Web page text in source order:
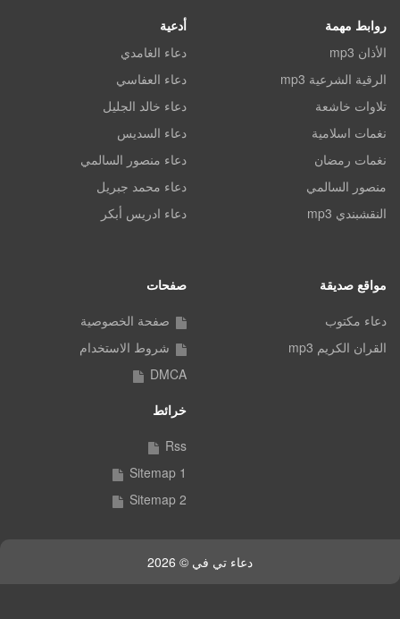
روابط مهمة
الأذان mp3
الرقية الشرعية mp3
تلاوات خاشعة
نغمات اسلامية
نغمات رمضان
منصور السالمي
النقشبندي mp3
أدعية
دعاء الغامدي
دعاء العفاسي
دعاء خالد الجليل
دعاء السديس
دعاء منصور السالمي
دعاء محمد جبريل
دعاء ادريس أبكر
مواقع صديقة
دعاء مكتوب
القران الكريم mp3
صفحات
صفحة الخصوصية
شروط الاستخدام
DMCA
خرائط
Rss
Sitemap 1
Sitemap 2
دعاء تي في © 2026